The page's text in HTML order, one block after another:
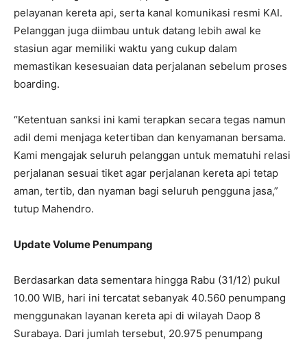
pelayanan kereta api, serta kanal komunikasi resmi KAI.
Pelanggan juga diimbau untuk datang lebih awal ke
stasiun agar memiliki waktu yang cukup dalam
memastikan kesesuaian data perjalanan sebelum proses
boarding.
“Ketentuan sanksi ini kami terapkan secara tegas namun
adil demi menjaga ketertiban dan kenyamanan bersama.
Kami mengajak seluruh pelanggan untuk mematuhi relasi
perjalanan sesuai tiket agar perjalanan kereta api tetap
aman, tertib, dan nyaman bagi seluruh pengguna jasa,”
tutup Mahendro.
Update Volume Penumpang
Berdasarkan data sementara hingga Rabu (31/12) pukul
10.00 WIB, hari ini tercatat sebanyak 40.560 penumpang
menggunakan layanan kereta api di wilayah Daop 8
Surabaya. Dari jumlah tersebut, 20.975 penumpang